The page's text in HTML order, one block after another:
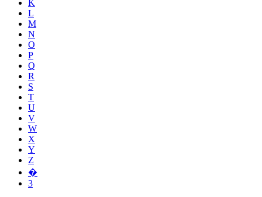
K
L
M
N
O
P
Q
R
S
T
U
V
W
X
Y
Z
�
3